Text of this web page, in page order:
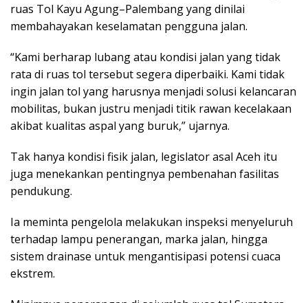
ruas Tol Kayu Agung–Palembang yang dinilai
membahayakan keselamatan pengguna jalan.
“Kami berharap lubang atau kondisi jalan yang tidak
rata di ruas tol tersebut segera diperbaiki. Kami tidak
ingin jalan tol yang harusnya menjadi solusi kelancaran
mobilitas, bukan justru menjadi titik rawan kecelakaan
akibat kualitas aspal yang buruk,” ujarnya.
Tak hanya kondisi fisik jalan, legislator asal Aceh itu
juga menekankan pentingnya pembenahan fasilitas
pendukung.
Ia meminta pengelola melakukan inspeksi menyeluruh
terhadap lampu penerangan, marka jalan, hingga
sistem drainase untuk mengantisipasi potensi cuaca
ekstrem.